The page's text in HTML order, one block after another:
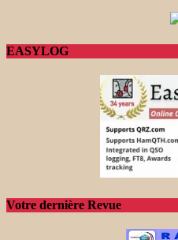
EASYLOG
Votre dernière Revue